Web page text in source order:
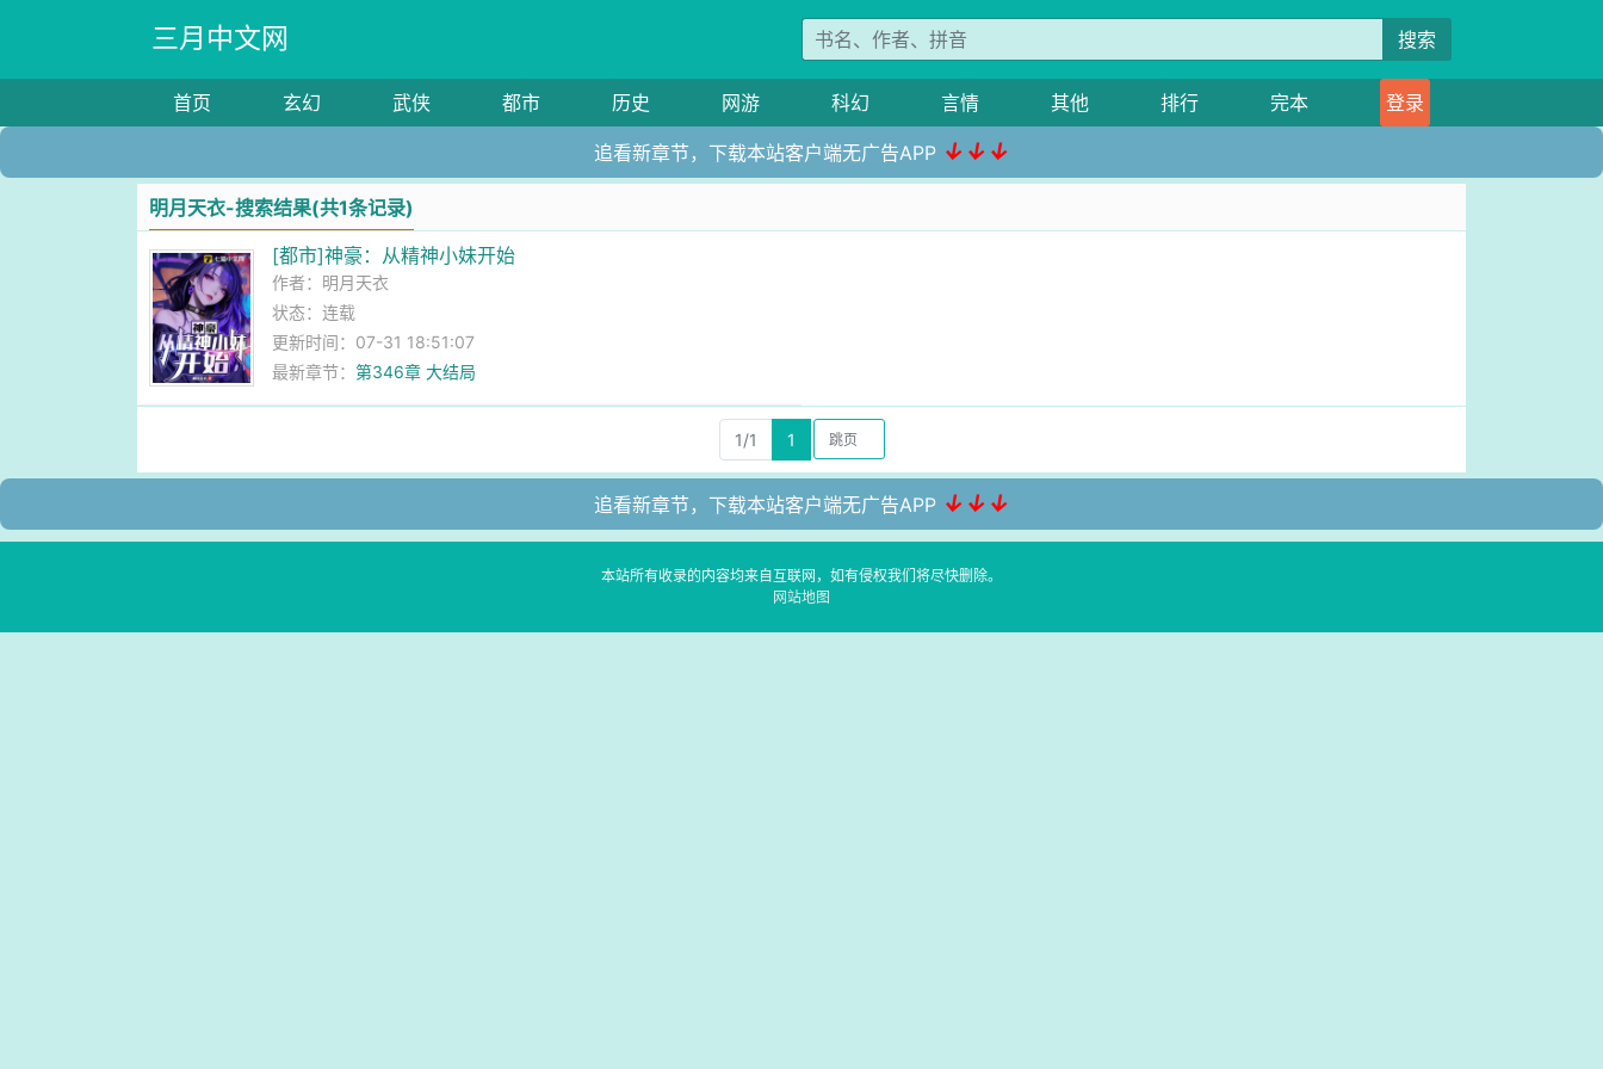
三月中文网 搜索
首页 玄幻 武侠 都市 历史 网游 科幻 言情 其他 排行 完本 登录
追看新章节，下载本站客户端无广告APP ↓↓↓
明月天衣-搜索结果(共1条记录)
[都市]神豪：从精神小妹开始
作者： 明月天衣
状态：连载
更新时间：07-31 18:51:07
最新章节：第346章 大结局
1/1 1
追看新章节，下载本站客户端无广告APP ↓↓↓
本站所有收录的内容均来自互联网，如有侵权我们将尽快删除。
网站地图